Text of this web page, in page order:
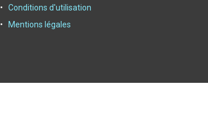
Conditions d'utilisation
Mentions légales